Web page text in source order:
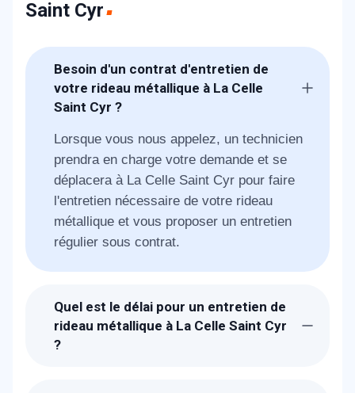
Saint Cyr
Besoin d'un contrat d'entretien de
votre rideau métallique à La Celle
Saint Cyr ?
Lorsque vous nous appelez, un technicien
prendra en charge votre demande et se
déplacera à La Celle Saint Cyr pour faire
l'entretien nécessaire de votre rideau
métallique et vous proposer un entretien
régulier sous contrat.
Quel est le délai pour un entretien de
rideau métallique à La Celle Saint Cyr
?